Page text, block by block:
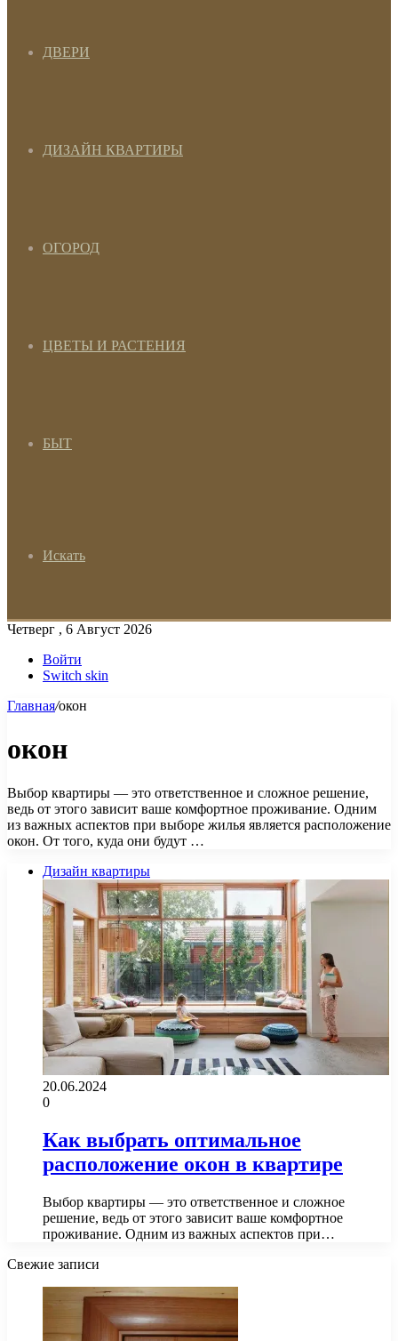
ДВЕРИ
ДИЗАЙН КВАРТИРЫ
ОГОРОД
ЦВЕТЫ И РАСТЕНИЯ
БЫТ
Искать
Четверг , 6 Август 2026
Войти
Switch skin
Главная/окон
окон
Выбор квартиры — это ответственное и сложное решение,
ведь от этого зависит ваше комфортное проживание. Одним
из важных аспектов при выборе жилья является расположение
окон. От того, куда они будут …
Дизайн квартиры
20.06.2024
0
Как выбрать оптимальное
расположение окон в квартире
Выбор квартиры — это ответственное и сложное
решение, ведь от этого зависит ваше комфортное
проживание. Одним из важных аспектов при…
Свежие записи